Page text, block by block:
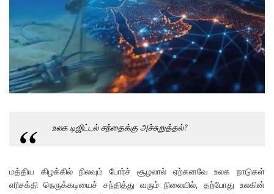
உலக டிஜிட்டல் சந்தைக்கு அச்சுறுத்தல்?
மத்திய கிழக்கில் நிலவும் போர்ச் சூழலால் ஏற்கனவே உலக நாடுகள்
எரிசக்தி நெருக்கடியைச் சந்தித்து வரும் நிலையில், தற்போது உலகின்